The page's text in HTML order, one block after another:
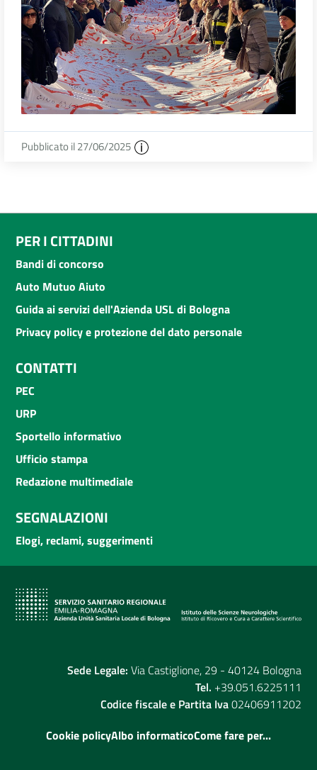
Pubblicato il 27/06/2025
PER I CITTADINI
Bandi di concorso
Auto Mutuo Aiuto
Guida ai servizi dell'Azienda USL di Bologna
Privacy policy e protezione del dato personale
CONTATTI
PEC
URP
Sportello informativo
Ufficio stampa
Redazione multimediale
SEGNALAZIONI
Elogi, reclami, suggerimenti
Sede Legale: Via Castiglione, 29 - 40124 Bologna
Tel. +39.051.6225111
Codice fiscale e Partita Iva02406911202
Cookie policyAlbo informaticoCome fare per...